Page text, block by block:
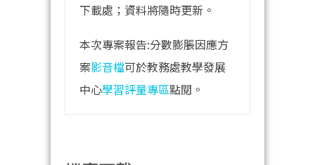
下載處；資料將隨時更新。
本次專案報告:分數膨脹因應方
案影音檔可於教務處教學發展
中心學習評量專區點閱。